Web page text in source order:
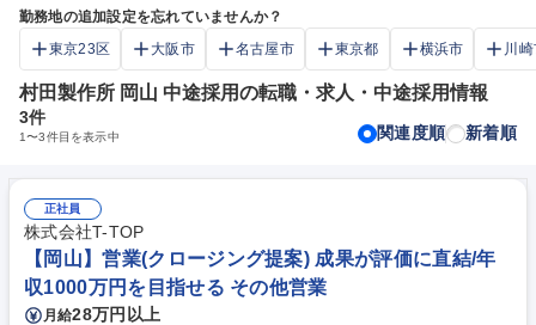
勤務地の追加設定を忘れていませんか？
東京23区
大阪市 名古屋市 東京都 横浜市 川
村田製作所 岡山 中途採用の転職・求人・中途採用情報
3件
1〜3件目を表示中 関連度順 新着順
正社員
株式会社T-TOP
【岡山】営業(クロージング提案) 成果が評価に直結/年
収1000万円を目指せる その他営業
月給28万円以上